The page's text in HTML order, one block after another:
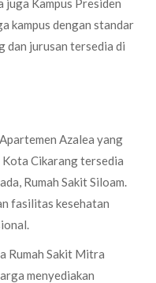
juga Kampus Presiden
kampus dengan standar
dan jurusan tersedia di
Azalea yang
Cikarang tersedia
Rumah Sakit Siloam.
fasilitas kesehatan
Rumah Sakit Mitra
menyediakan